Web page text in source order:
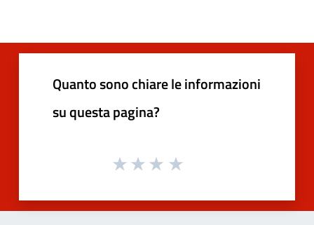
Quanto sono chiare le informazioni
su questa pagina?